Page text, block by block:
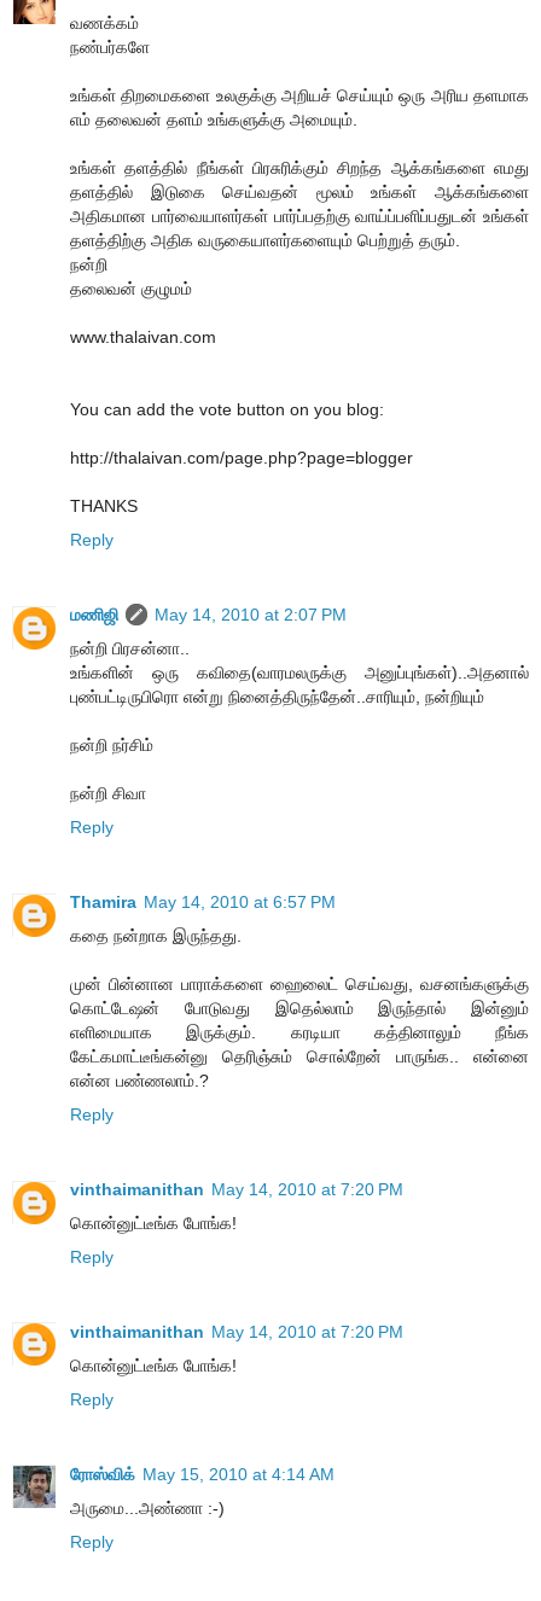
வணக்கம்
நண்பர்களே
உங்கள் திறமைகளை உலகுக்கு அறியச் செய்யும் ஒரு அரிய தளமாக
எம் தலைவன் தளம் உங்களுக்கு அமையும்.
உங்கள் தளத்தில் நீங்கள் பிரசுரிக்கும் சிறந்த ஆக்கங்களை எமது
தளத்தில் இடுகை செய்வதன் மூலம் உங்கள் ஆக்கங்களை
அதிகமான பார்வையாளர்கள் பார்ப்பதற்கு வாய்ப்பளிப்பதுடன் உங்கள்
தளத்திற்கு அதிக வருகையாளர்களையும் பெற்றுத் தரும்.
நன்றி
தலைவன் குழுமம்
www.thalaivan.com
You can add the vote button on you blog:
http://thalaivan.com/page.php?page=blogger
THANKS
Reply
மணிஜி
May 14, 2010 at 2:07 PM
நன்றி பிரசன்னா..
உங்களின் ஒரு கவிதை(வாரமலருக்கு அனுப்புங்கள்)..அதனால்
புண்பட்டிருபிரொ என்று நினைத்திருந்தேன்..சாரியும், நன்றியும்
நன்றி நர்சிம்
நன்றி சிவா
Reply
Thamira May 14, 2010 at 6:57 PM
கதை நன்றாக இருந்தது.
முன் பின்னான பாராக்களை ஹைலைட் செய்வது, வசனங்களுக்கு
கொட்டேஷன் போடுவது இதெல்லாம் இருந்தால் இன்னும்
எளிமையாக இருக்கும். கரடியா கத்தினாலும் நீங்க
கேட்கமாட்டீங்கன்னு தெரிஞ்சும் சொல்றேன் பாருங்க.. என்னை
என்ன பண்ணலாம்.?
Reply
vinthaimanithan May 14, 2010 at 7:20 PM
கொன்னுட்டீங்க போங்க!
Reply
vinthaimanithan May 14, 2010 at 7:20 PM
கொன்னுட்டீங்க போங்க!
Reply
ரோஸ்விக் May 15, 2010 at 4:14 AM
அருமை...அண்ணா :-)
Reply